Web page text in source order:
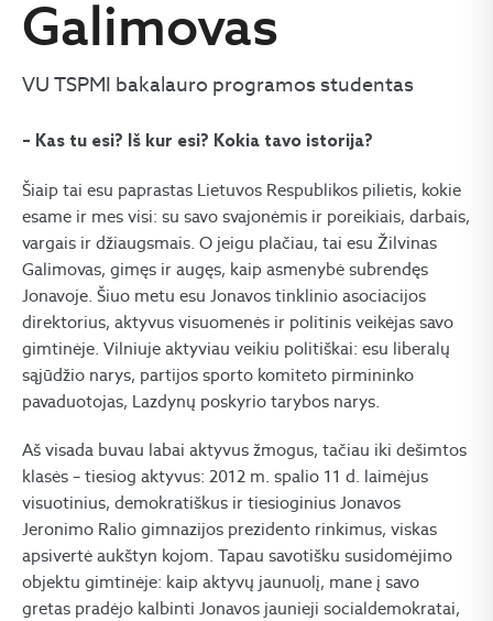
Galimovas
VU TSPMI bakalauro programos studentas
– Kas tu esi? Iš kur esi? Kokia tavo istorija?
Šiaip tai esu paprastas Lietuvos Respublikos pilietis, kokie
esame ir mes visi: su savo svajonėmis ir poreikiais, darbais,
vargais ir džiaugsmais. O jeigu plačiau, tai esu Žilvinas
Galimovas, gimęs ir augęs, kaip asmenybė subrendęs
Jonavoje. Šiuo metu esu Jonavos tinklinio asociacijos
direktorius, aktyvus visuomenės ir politinis veikėjas savo
gimtinėje. Vilniuje aktyviau veikiu politiškai: esu liberalų
sąjūdžio narys, partijos sporto komiteto pirmininko
pavaduotojas, Lazdynų poskyrio tarybos narys.
Aš visada buvau labai aktyvus žmogus, tačiau iki dešimtos
klasės – tiesiog aktyvus: 2012 m. spalio 11 d. laimėjus
visuotinius, demokratiškus ir tiesioginius Jonavos
Jeronimo Ralio gimnazijos prezidento rinkimus, viskas
apsivertė aukštyn kojom. Tapau savotišku susidomėjimo
objektu gimtinėje: kaip aktyvų jaunuolį, mane į savo
gretas pradėjo kalbinti Jonavos jaunieji socialdemokratai,